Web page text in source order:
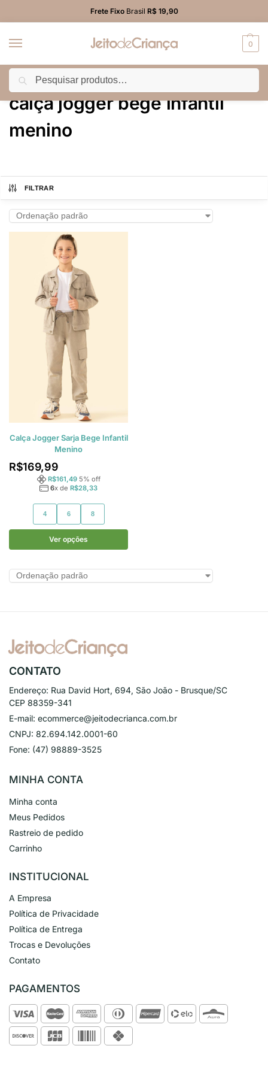
Frete FixoBrasil R$ 19,90
0
Início Produtos marcados com a tag “calça jogger bege infantil menino”
calça jogger bege infantil
menino
FILTRAR
Calça Jogger Sarja Bege Infantil
Menino
R$169,99
R$161,49 5% off
6x de R$28,33
4 6 8
Ver opções
CONTATO
Endereço: Rua David Hort, 694, São João - Brusque/SC
CEP 88359-341
E-mail: ecommerce@jeitodecrianca.com.br
CNPJ: 82.694.142.0001-60
Fone: (47) 98889-3525
MINHA CONTA
Minha conta
Meus Pedidos
Rastreio de pedido
Carrinho
INSTITUCIONAL
A Empresa
Política de Privacidade
Política de Entrega
Trocas e Devoluções
Contato
PAGAMENTOS